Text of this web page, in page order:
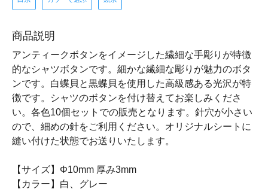
商品説明
アンティークボタンをイメージした繊細な手彫りが特徴
的なシャツボタンです。細かな繊細な彫りが魅力のボタ
ンです。白蝶貝と黒蝶貝を使用した高級感ある光沢が特
徴です。シャツのボタンを付け替えてお楽しみくださ
い。各色10個セットでの販売となります。針穴が小さい
ので、細めの針をご利用ください。オリジナルシートに
縫い付けた状態でお送りいたします。
【サイズ】Φ10mm 厚み3mm
【カラー】白、グレー